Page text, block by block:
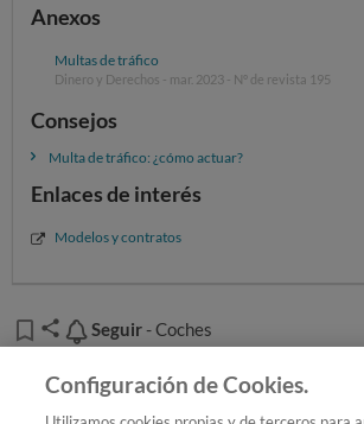
Anexos
Multas de tráfico
Dinero y Derechos - mar. 2023 - Nº de revista 195
Consejos
Multa de tráfico: ¿cómo actuar?
Enlaces de interés
Modelos y contratos
Seguir
Seguir- Coches
Añadir OCU en tus fuentes favoritas
Configuración de Cookies.